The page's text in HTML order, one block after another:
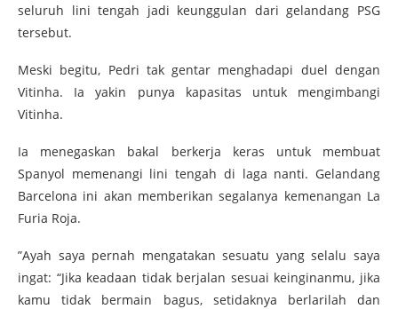
seluruh lini tengah jadi keunggulan dari gelandang PSG
tersebut.
Meski begitu, Pedri tak gentar menghadapi duel dengan
Vitinha. Ia yakin punya kapasitas untuk mengimbangi
Vitinha.
Ia menegaskan bakal berkerja keras untuk membuat
Spanyol memenangi lini tengah di laga nanti. Gelandang
Barcelona ini akan memberikan segalanya kemenangan La
Furia Roja.
”Ayah saya pernah mengatakan sesuatu yang selalu saya
ingat: “Jika keadaan tidak berjalan sesuai keinginanmu, jika
kamu tidak bermain bagus, setidaknya berlarilah dan